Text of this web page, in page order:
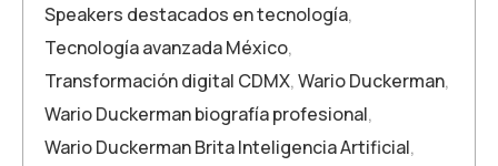
Speakers destacados en tecnología,
Tecnología avanzada México,
Transformación digital CDMX,Wario Duckerman,
Wario Duckerman biografía profesional,
Wario Duckerman Brita Inteligencia Artificial,